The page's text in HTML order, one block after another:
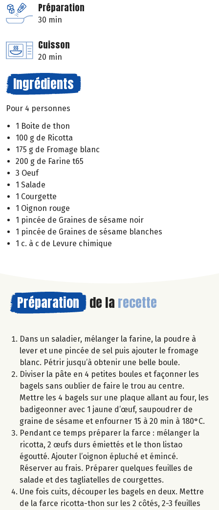
Préparation
30 min
Cuisson
20 min
Ingrédients
Pour 4 personnes
1 Boite de thon
100 g de Ricotta
175 g de Fromage blanc
200 g de Farine t65
3 Oeuf
1 Salade
1 Courgette
1 Oignon rouge
1 pincée de Graines de sésame noir
1 pincée de Graines de sésame blanches
1 c. à c de Levure chimique
Préparation de la recette
Dans un saladier, mélanger la farine, la poudre à
lever et une pincée de sel puis ajouter le fromage
blanc. Pétrir jusqu’à obtenir une belle boule.
Diviser la pâte en 4 petites boules et façonner les
bagels sans oublier de faire le trou au centre.
Mettre les 4 bagels sur une plaque allant au four, les
badigeonner avec 1 jaune d’œuf, saupoudrer de
graine de sésame et enfourner 15 à 20 min à 180°C.
Pendant ce temps préparer la farce : mélanger la
ricotta, 2 œufs durs émiettés et le thon listao
égoutté. Ajouter l’oignon épluché et émincé.
Réserver au frais. Préparer quelques feuilles de
salade et des tagliatelles de courgettes.
Une fois cuits, découper les bagels en deux. Mettre
de la farce ricotta-thon sur les 2 côtés, 2-3 feuilles